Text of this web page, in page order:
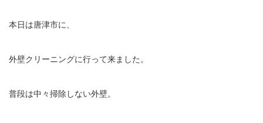
本日は唐津市に、
外壁クリーニングに行って来ました。
普段は中々掃除しない外壁。